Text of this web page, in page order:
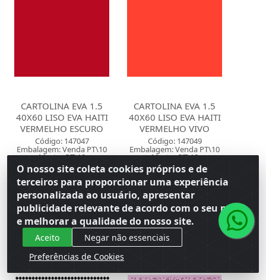
CARTOLINA EVA 1.5
40X60 LISO EVA HAITI
VERMELHO ESCURO
Código: 147047
Embalagem: Venda PT\10
Master PT\10
Faça seu login ou
cadastre-se para
ver preços e
comprar
CARTOLINA EVA 1.5
40X60 LISO EVA HAITI
VERMELHO VIVO
Código: 147049
Embalagem: Venda PT\10
Master PT\10
Faça seu login ou
cadastre-se para
ver preços e
comprar
O nosso site coleta cookies próprios e de
terceiros para proporcionar uma experiência
personalizada ao usuário, apresentar
publicidade relevante de acordo com o seu perfil
e melhorar a qualidade do nosso site.
Aceito
Negar não essenciais
Preferências de Cookies